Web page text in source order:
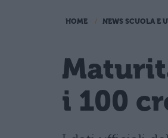
HOME NEWS SCUOLA E
i 100